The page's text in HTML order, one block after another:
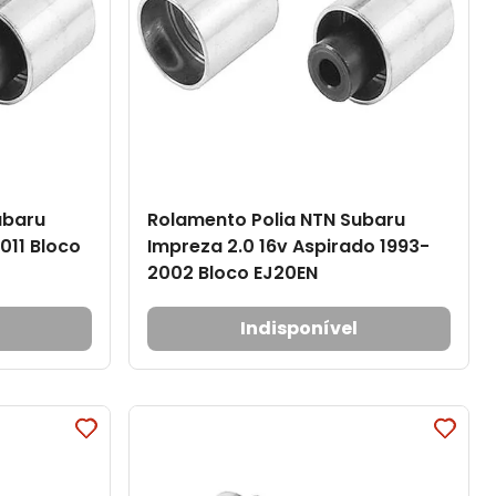
Bloco
Rolamento Polia NTN Subaru
Impreza 2.0 16v Aspirado 1993-
2002 Bloco EJ20EN
Indisponível